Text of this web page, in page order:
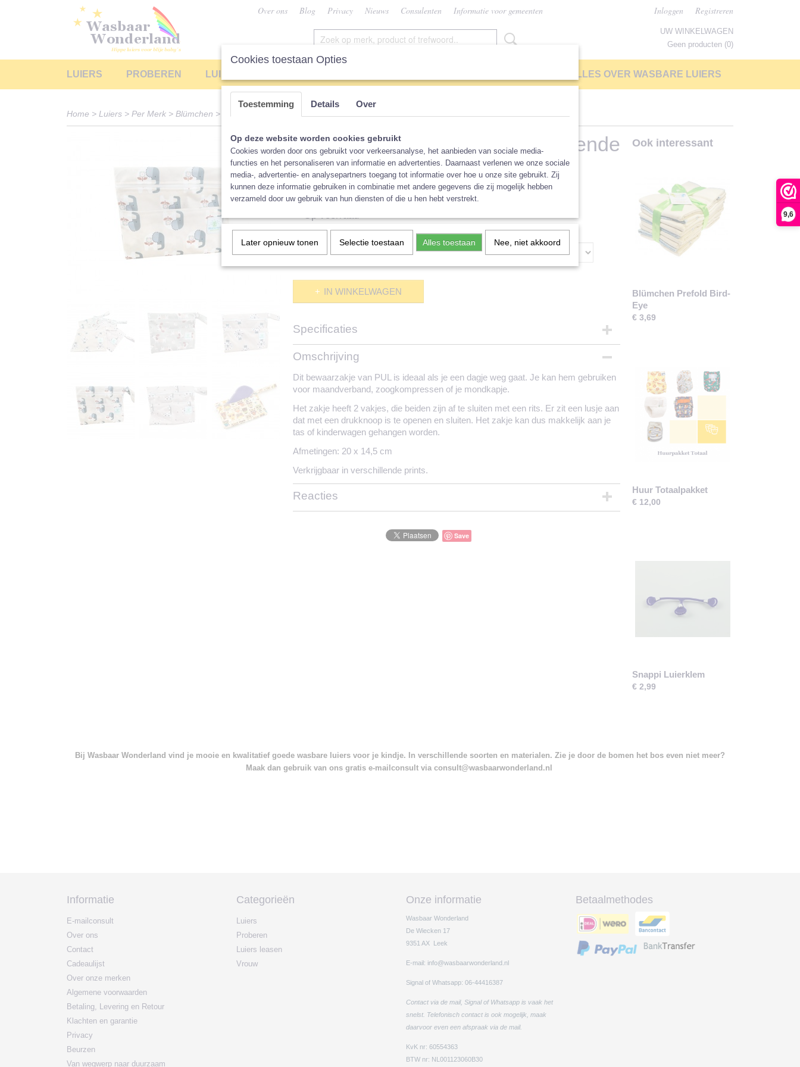
9,6
Over ons Blog Privacy Nieuws Consulenten Informatie voor gemeenten Inloggen Registreren
UW WINKELWAGEN
Geen producten (0)
ALLES OVER WASBARE LUIERS
LUIERS PROBEREN LUIERS LEASEN
Home > Luiers > Per Merk > Blümchen >
Wetbag XS Blümchen, verschillende
prints
€ 4,99 (inclusief btw 21%)
Print Aantal
IN WINKELWAGEN
Specificaties
Productcode
Omschrijving
Dit bewaarzakje van PUL is ideaal als je een dagje weg gaat. Je kan hem gebruiken
voor maandverband, zoogkompressen of je mondkapje.
Het zakje heeft 2 vakjes, die beiden zijn af te sluiten met een rits. Er zit een lusje aan
dat met een drukknoop is te openen en sluiten. Het zakje kan dus makkelijk aan je
tas of kinderwagen gehangen worden.
Afmetingen: 20 x 14,5 cm
Verkrijgbaar in verschillende prints.
Reacties
Save
Ook interessant
Blümchen Prefold Bird-
Eye
€ 3,69
Huur Totaalpakket
€ 12,00
Snappi Luierklem
€ 2,99
Bij Wasbaar Wonderland vind je mooie en kwalitatief goede wasbare luiers voor je kindje. In verschillende soorten en materialen. Zie je door de bomen het bos even niet meer?
Maak dan gebruik van ons gratis e-mailconsult via consult@wasbaarwonderland.nl
Informatie
E-mailconsult
Over ons
Contact
Cadeaulijst
Over onze merken
Algemene voorwaarden
Betaling, Levering en Retour
Klachten en garantie
Privacy
Beurzen
Van wegwerp naar duurzaam
Categorieën
Luiers
Proberen
Luiers leasen
Vrouw
Onze informatie
Wasbaar Wonderland
De Wiecken 17
9351 AX Leek
E-mail: info@wasbaarwonderland.nl
Signal of Whatsapp: 06-44416387
Contact via de mail, Signal of Whatsapp is vaak het
snelst. Telefonisch contact is ook mogelijk, maak
daarvoor even een afspraak via de mail.
KvK nr: 60554363
BTW nr: NL001123060B30
Betaalmethodes
Cookies toestaan Opties
Toestemming Details Over
Op deze website worden cookies gebruikt
Cookies worden door ons gebruikt voor verkeersanalyse, het aanbieden van sociale media-
functies en het personaliseren van informatie en advertenties. Daarnaast verlenen we onze sociale
media-, advertentie- en analysepartners toegang tot informatie over hoe u onze site gebruikt. Zij
kunnen deze informatie gebruiken in combinatie met andere gegevens die zij mogelijk hebben
verzameld door uw gebruik van hun diensten of die u hen hebt verstrekt.
Later opnieuw tonen Selectie toestaan Alles toestaan Nee, niet akkoord